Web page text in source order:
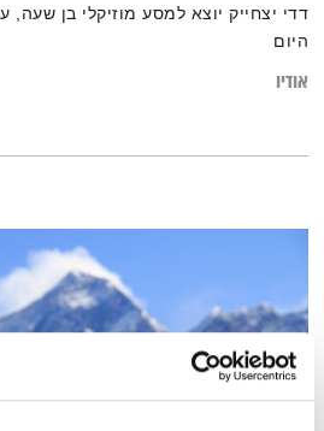
דדי יצחייק יוצא למסע מוזיקלי בן שעה,
היום
אודיו